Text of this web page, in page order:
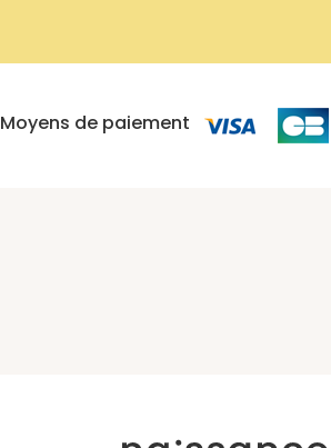
Moyens de paiement